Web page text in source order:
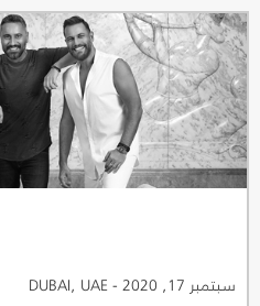
جينيفر لوبيز في أحد ألمع
جديدة مؤقتة لعرض أشهر
الكوميديا في هوليوود.
سبتمبر 17, 2020 - DUBAI, UAE